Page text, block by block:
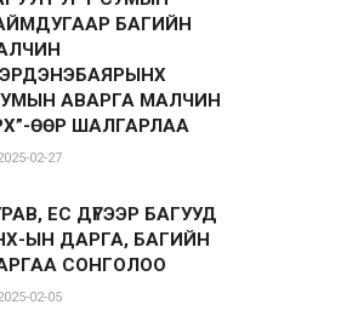
БАГИЙН
АВАРГА МАЛЧИН
ӨӨР ШАЛГАРЛАА
02-27
ЕС ДҮГЭЭР БАГУУД
ЫН ДАРГА, БАГИЙН
СОНГОЛОО
02-05